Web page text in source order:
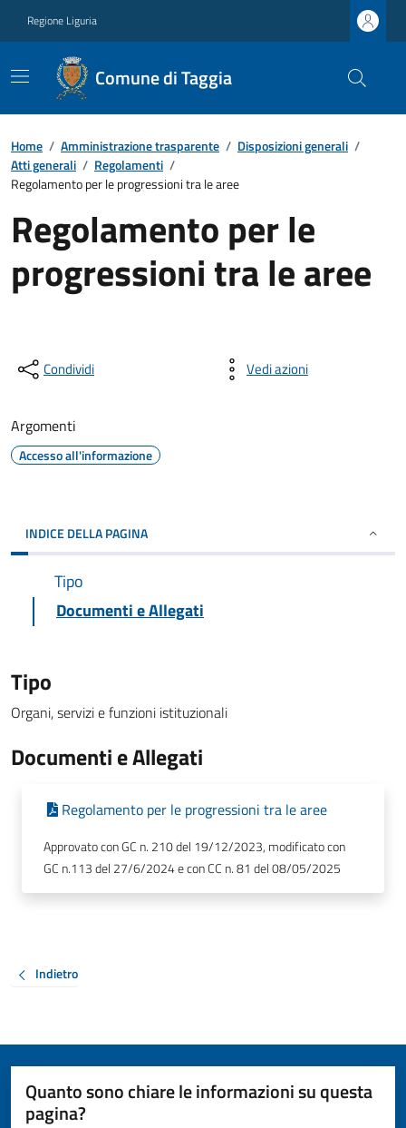
Regione Liguria
Comune di Taggia
Home / Amministrazione trasparente / Disposizioni generali /
Atti generali / Regolamenti /
Regolamento per le progressioni tra le aree
Regolamento per le
progressioni tra le aree
Condividi Vedi azioni
Argomenti
Accesso all'informazione
INDICE DELLA PAGINA
Tipo
Documenti e Allegati
Tipo
Organi, servizi e funzioni istituzionali
Documenti e Allegati
Regolamento per le progressioni tra le aree
Approvato con GC n. 210 del 19/12/2023, modificato con
GC n.113 del 27/6/2024 e con CC n. 81 del 08/05/2025
Indietro
Quanto sono chiare le informazioni su questa
pagina?